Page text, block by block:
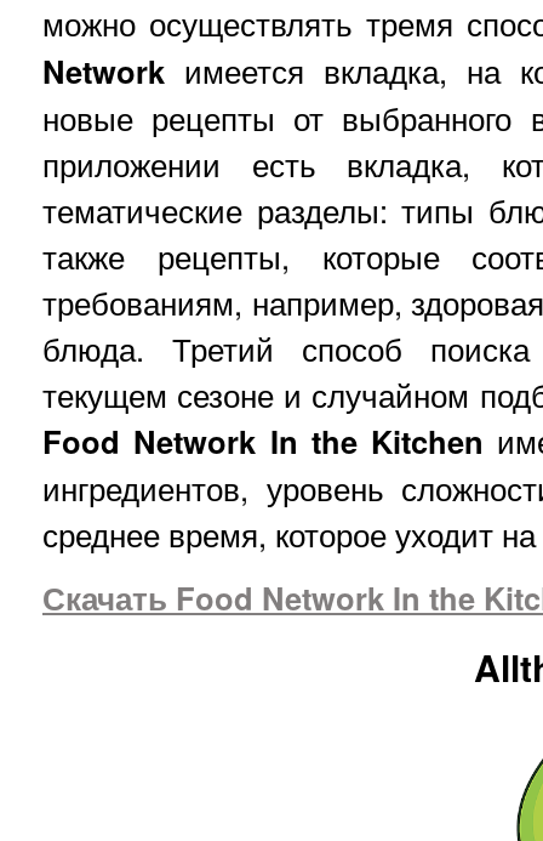
можно осуществлять тремя
Network имеется вкладка, на
новые рецепты от
приложении есть вкладка,
тематические разделы: типы
также рецепты, которые
требованиям, например,
блюда. Третий способ
текущем сезоне и случайном
Food Network In the Kitchen
ингредиентов, уровень
среднее время, которое уходит
Скачать Food Network In the